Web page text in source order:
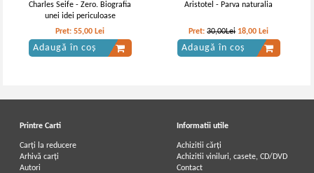
Charles Seife - Zero. Biografia
unei idei periculoase
Pret:55,00 Lei
Adaugă în coș
Aristotel - Parva naturalia
Pret:30,00Lei 18,00 Lei
Adaugă în coș
Printre Carti
Carți la reducere
Arhivă carți
Autori
Informatii utile
Achizitii cărți
Achizitii viniluri, casete, CD/DVD
Contact